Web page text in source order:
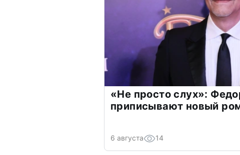
«Не просто слух»:
приписывают новый
6 августа 14